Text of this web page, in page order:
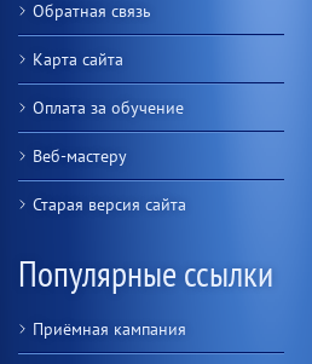
Обратная связь
Карта сайта
Оплата за обучение
Веб-мастеру
Старая версия сайта
Популярные ссылки
Приёмная кампания